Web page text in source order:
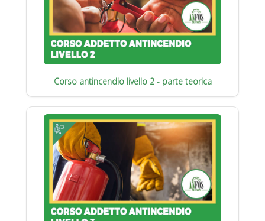
Corso antincendio livello 2 - parte teorica